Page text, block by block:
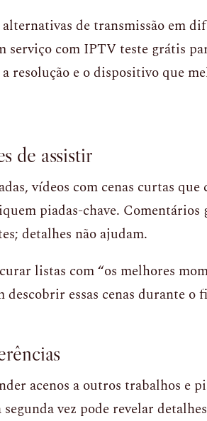
de transmissão em
serviço com IPTV teste grátis
resolução e o dispositivo que
de assistir
vídeos com cenas curtas
piadas-chave. Comentários
detalhes não ajudam.
listas com “os melhores
descobrir essas cenas durante o
acenos a outros trabalhos e
vez pode revelar